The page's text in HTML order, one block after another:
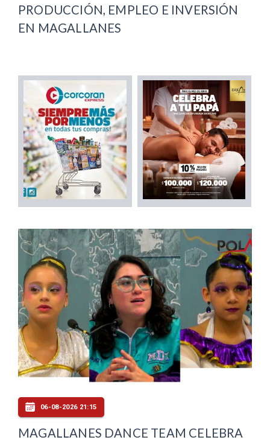
PRODUCCIÓN, EMPLEO E INVERSIÓN
EN MAGALLANES
06-08-2026 21:15
MAGALLANES DANCE TEAM CELEBRA